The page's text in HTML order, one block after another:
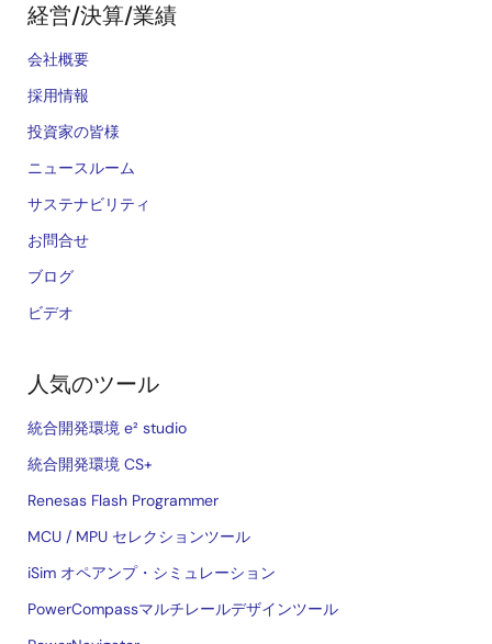
経営/決算/業績
会社概要
採用情報
投資家の皆様
ニュースルーム
サステナビリティ
お問合せ
ブログ
ビデオ
人気のツール
統合開発環境 e² studio
統合開発環境 CS+
Renesas Flash Programmer
MCU / MPU セレクションツール
iSim オペアンプ・シミュレーション
PowerCompassマルチレールデザインツール